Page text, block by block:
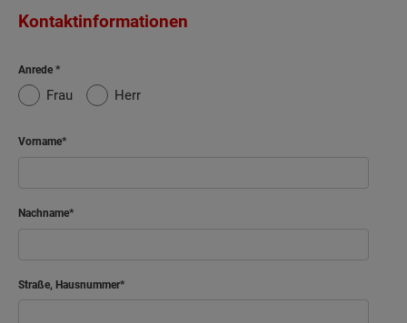
Kontaktinformationen
Anrede
Frau Herr
Vorname
Nachname
Straße, Hausnummer